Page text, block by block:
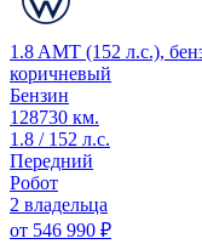
1.8 AMT (152 л.с.),
коричневый
Бензин
128730 км.
1.8 / 152 л.с.
Передний
Робот
2 владельца
от 546 990 ₽